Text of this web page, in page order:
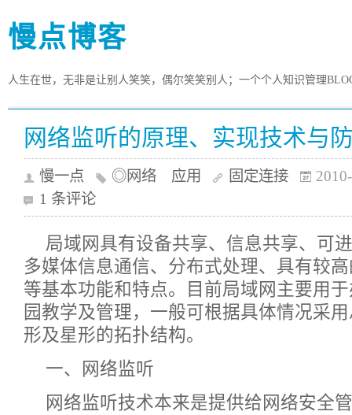
慢点博客
人生在世，无非是让别人笑笑，偶尔笑笑别人；一个个人知识管理
网络监听的原理、实现技术与
慢一点 ◎网络 应用 固定连接
1 条评论
局域网具有设备共享、信息共享、可
多媒体信息通信、分布式处理、具有较
等基本功能和特点。目前局域网主要用
园教学及管理，一般可根据具体情况采
形及星形的拓扑结构。
一、网络监听
网络监听技术本来是提供给网络安全